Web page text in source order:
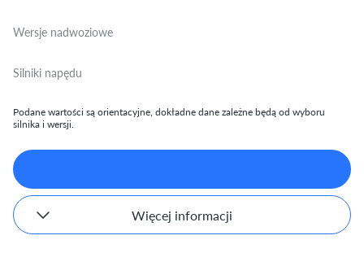
Wersje nadwoziowe
Silniki napędu
Podane wartości są orientacyjne, dokładne dane zależne będą od wyboru
silnika i wersji.
Więcej informacji